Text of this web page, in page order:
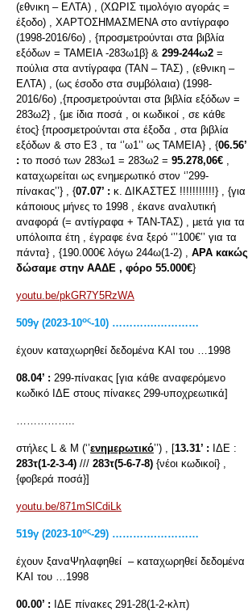
(εθνικη – ΕΛΤΑ) , (ΧΩΡΙΣ τιμολόγιο αγοράς =
έξοδο) , ΧΑΡΤΟΣΗΜΑΣΜΕΝΑ στο αντίγραφο
(1998-2016/6ο) , {προσμετρούνται στα βιβλία
εξόδων = ΤΑΜΕΙΑ -283ω1β} & 299-244ω2 =
πούλια στα αντίγραφα (ΤΑΝ – ΤΑΣ) , (εθνικη –
ΕΛΤΑ) , (ως έσοδο στα συμβόλαια) (1998-
2016/6ο) ,{προσμετρούνται στα βιβλία εξόδων =
283ω2} , {με ίδια ποσά , οι κωδικοί , σε κάθε
έτος} {προσμετρούνται στα έξοδα , στα βιβλία
εξόδων & στο Ε3 , τα ‘’ω1’’ ως ΤΑΜΕΙΑ} , {06.56’
: το ποσό των 283ω1 = 283ω2 = 95.278,06€ ,
καταχωρείται ως ενημερωτικό στον ‘’299-
πίνακας’’} , {07.07’ : κ. ΔΙΚΑΣΤΕΣ !!!!!!!!!!!} , {για
κάποιους μήνες το 1998 , έκανε αναλυτική
αναφορά (= αντίγραφα + ΤΑΝ-ΤΑΣ) , μετά για τα
υπόλοιπα έτη , έγραφε ένα ξερό ‘’’100€’’ για τα
πάντα} , {190.000€ λόγω 244ω(1-2) , ΑΡΑ κακώς
δώσαμε στην ΑΑΔΕ , φόρο 55.000€}
youtu.be/pkGR7Y5RzWA
509γ (2023-10ος-10) ………….…………
έχουν καταχωρηθεί δεδομένα ΚΑΙ του …1998
08.04’ : 299-πίνακας [για κάθε αναφερόμενο
κωδικό ΙΔΕ στους πίνακες 299-υποχρεωτικά]
……………..
στήλες L & M (‘’ενημερωτικό’’) , [13.31’ : ΙΔΕ :
283τ(1-2-3-4) /// 283τ(5-6-7-8) {νέοι κωδικοί} ,
{φοβερά ποσά}]
youtu.be/871mSlCdiLk
519γ (2023-10ος-29) ………….…………
έχουν ξαναΨηλαφηθεί – καταχωρηθεί δεδομένα
ΚΑΙ του …1998
00.00’ : ΙΔΕ πίνακες 291-28(1-2-κλπ)